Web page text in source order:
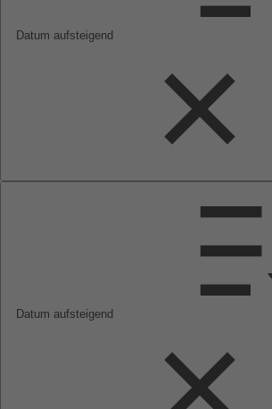
Datum aufsteigend
Datum aufsteigend